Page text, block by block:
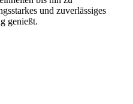
und zuverlässiges
genießt.